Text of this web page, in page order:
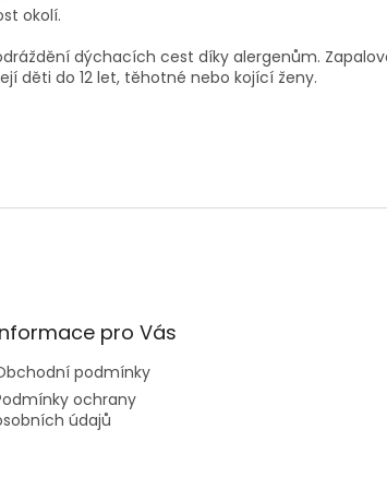
okolí.
dýchacích cest díky alergenům.
děti do 12 let, těhotné nebo kojící ženy.
pro Vás
podmínky
ochrany
údajů